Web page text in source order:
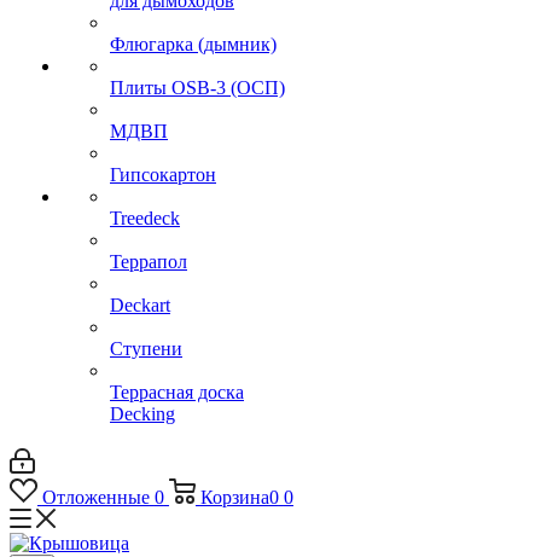
Флюгарка (дымник)
Плиты OSB-3 (ОСП)
МДВП
Гипсокартон
Treedeck
Террапол
Deckart
Ступени
Террасная доска
Decking
Отложенные 0 Корзина0 0